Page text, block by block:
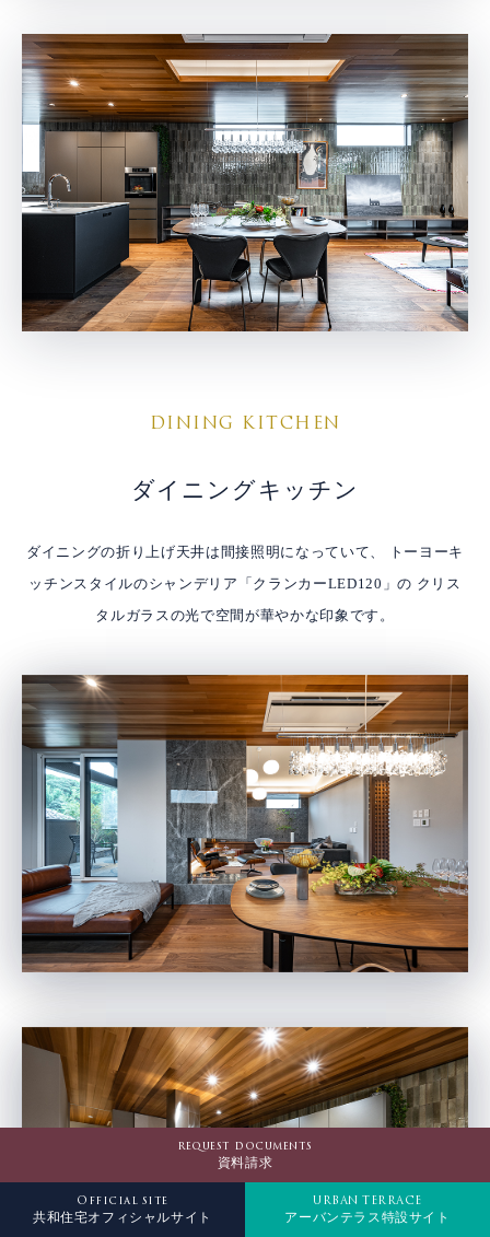
request documents
資料請求
Official site
共和住宅オフィシャルサイト
URBAN TERRACE
アーバンテラス特設サイト
DINING KITCHEN
ダイニングキッチン
ダイニングの折り上げ天井は間接照明になっていて、
トーヨーキ
ッチンスタイルのシャンデリア「クランカーLED120」の クリス
タルガラスの光で空間が華やかな印象です。